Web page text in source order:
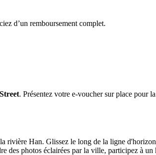
d’un remboursement complet.
. Présentez votre e-voucher sur place pour
Han. Glissez le long de la ligne
des photos éclairées par la ville, participez à